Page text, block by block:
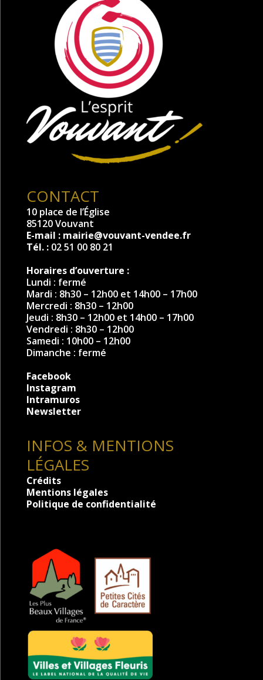
CONTACT
10 place de l’Église
85120 Vouvant
E-mail : mairie@vouvant-vendee.fr
Tél. : 02 51 00 80 21
Horaires d’ouverture :
Lundi : fermé
Mardi : 8h30 – 12h00 et 14h00 – 17h00
Mercredi : 8h30 – 12h00
Jeudi : 8h30 – 12h00 et 14h00 – 17h00
Vendredi : 8h30 – 12h00
Samedi : 10h00 – 12h00
Dimanche : fermé
Facebook
Instagram
Intramuros
Newsletter
INFOS & MENTIONS
LÉGALES
Crédits
Mentions légales
Politique de confidentialité